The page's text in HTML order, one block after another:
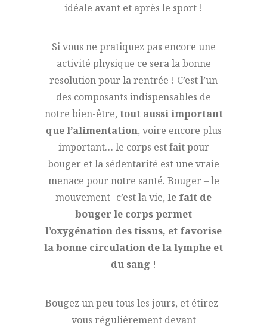
idéale avant et après le sport !
Si vous ne pratiquez pas encore une
activité physique ce sera la bonne
resolution pour la rentrée ! C’est l’un
des composants indispensables de
notre bien-être, tout aussi important
que l’alimentation, voire encore plus
important… le corps est fait pour
bouger et la sédentarité est une vraie
menace pour notre santé. Bouger – le
mouvement- c’est la vie, le fait de
bouger le corps permet
l’oxygénation des tissus, et favorise
la bonne circulation de la lymphe et
du sang !
Bougez un peu tous les jours, et étirez-
vous régulièrement devant